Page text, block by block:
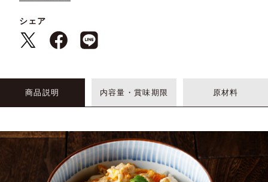
シェア
商品説明 内容量・賞味期限 原材料